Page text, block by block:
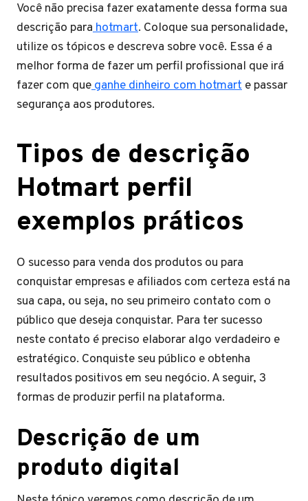
Você não precisa fazer exatamente dessa forma sua
descrição parahotmart. Coloque sua personalidade,
utilize os tópicos e descreva sobre você. Essa é a
melhor forma de fazer um perfil profissional que irá
fazer com queganhe dinheiro com hotmart e passar
segurança aos produtores.
Tipos de descrição
Hotmart perfil
exemplos práticos
O sucesso para venda dos produtos ou para
conquistar empresas e afiliados com certeza está na
sua capa, ou seja, no seu primeiro contato com o
público que deseja conquistar. Para ter sucesso
neste contato é preciso elaborar algo verdadeiro e
estratégico. Conquiste seu público e obtenha
resultados positivos em seu negócio. A seguir, 3
formas de produzir perfil na plataforma.
Descrição de um
produto digital